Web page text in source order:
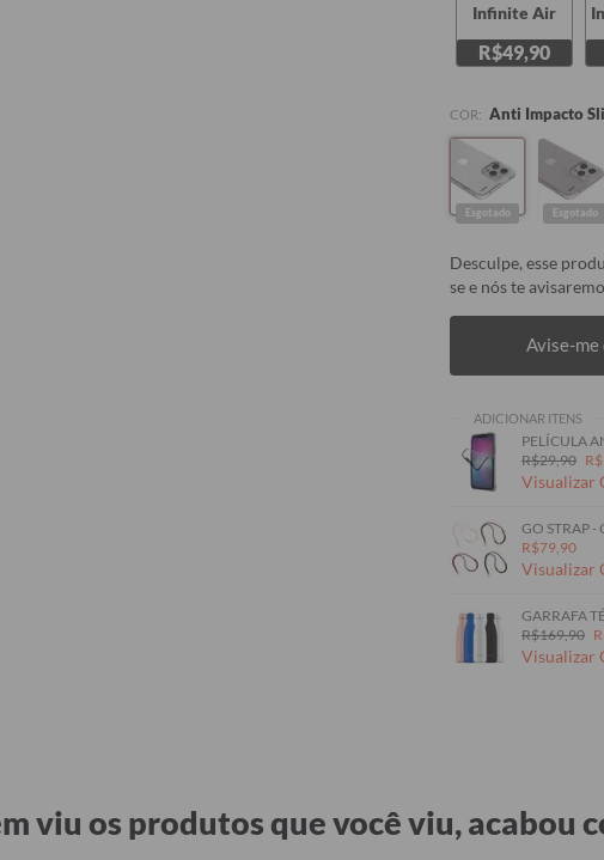
Infinite Air
R$49,90
COR: Anti Impacto
Esgotado Esgotado
Desculpe, esse
se e nós te
Avise-
ADICIONAR ITENS
PELÍCULA
R$29,90
Visualizar
GO STRAP -
R$79,90
Visualizar
GARRAFA
R$169,90
Visualizar
viu os produtos que você viu, acabou